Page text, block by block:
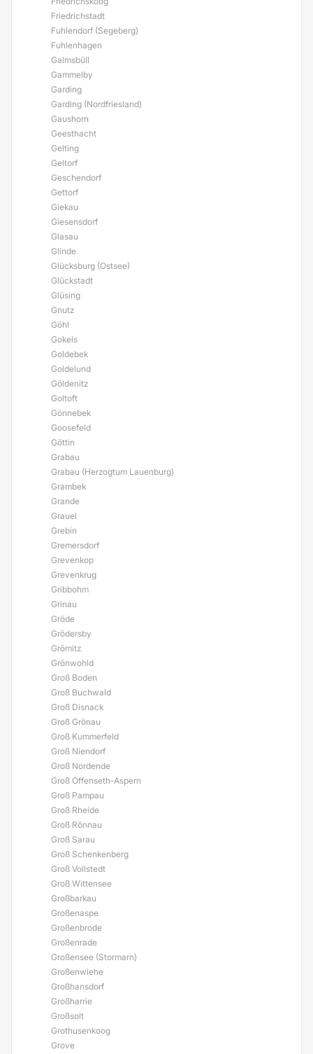
Friedrichstadt
Fuhlendorf (Segeberg)
Fuhlenhagen
Galmsbüll
Gammelby
Garding
Garding (Nordfriesland)
Gaushorn
Geesthacht
Gelting
Geltorf
Geschendorf
Gettorf
Giekau
Giesensdorf
Glasau
Glinde
Glücksburg (Ostsee)
Glückstadt
Glüsing
Gnutz
Göhl
Gokels
Goldebek
Goldelund
Göldenitz
Goltoft
Gönnebek
Goosefeld
Göttin
Grabau
Grabau (Herzogtum Lauenburg)
Grambek
Grande
Grauel
Grebin
Gremersdorf
Grevenkop
Grevenkrug
Gribbohm
Grinau
Gröde
Grödersby
Grömitz
Grönwohld
Groß Boden
Groß Buchwald
Groß Disnack
Groß Grönau
Groß Kummerfeld
Groß Niendorf
Groß Nordende
Groß Offenseth-Aspern
Groß Pampau
Groß Rheide
Groß Rönnau
Groß Sarau
Groß Schenkenberg
Groß Vollstedt
Groß Wittensee
Großbarkau
Großenaspe
Großenbrode
Großenrade
Großensee (Stormarn)
Großenwiehe
Großhansdorf
Großharrie
Großsolt
Grothusenkoog
Grove